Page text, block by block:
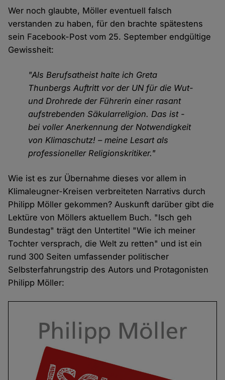
Wer noch glaubte, Möller eventuell falsch
verstanden zu haben, für den brachte spätestens
sein Facebook-Post vom 25. September endgültige
Gewissheit:
"Als Berufsatheist halte ich Greta
Thunbergs Auftritt vor der UN für die Wut-
und Drohrede der Führerin einer rasant
aufstrebenden Säkularreligion. Das ist -
bei voller Anerkennung der Notwendigkeit
von Klimaschutz! – meine Lesart als
professioneller Religionskritiker."
Wie ist es zur Übernahme dieses vor allem in
Klimaleugner-Kreisen verbreiteten Narrativs durch
Philipp Möller gekommen? Auskunft darüber gibt die
Lektüre von Möllers aktuellem Buch. "Isch geh
Bundestag" trägt den Untertitel "Wie ich meiner
Tochter versprach, die Welt zu retten" und ist ein
rund 300 Seiten umfassender politischer
Selbsterfahrungstrip des Autors und Protagonisten
Philipp Möller: